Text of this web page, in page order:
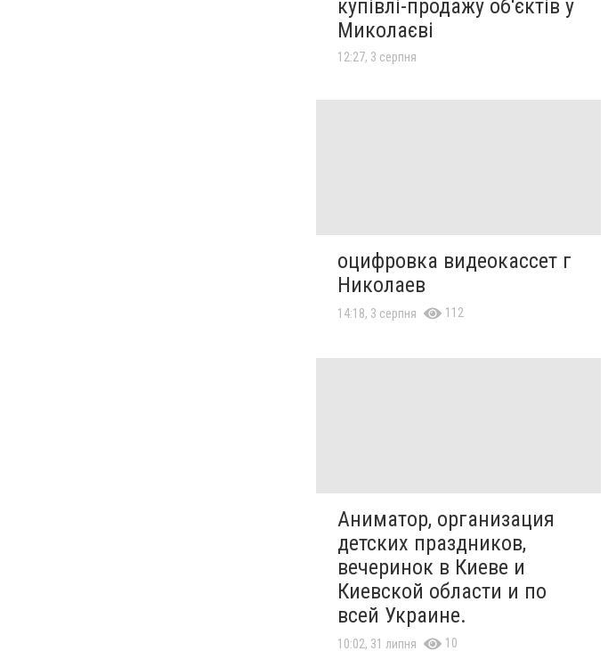
купівлі-продажу об'єктів у
Миколаєві
12:27, 3 серпня
оцифровка видеокассет г
Николаев
14:18, 3 серпня 112
Аниматор, организация
детских праздников,
вечеринок в Киеве и
Киевской области и по
всей Украине.
10:02, 31 липня 10